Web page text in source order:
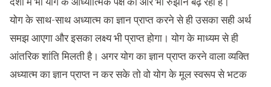
योग के साथ-साथ अध्यात्म का ज्ञान प्राप्त करने से ही उसका सही अर्थ
समझ आएगा और इसका लक्ष्य भी प्राप्त होगा। योग के माध्यम से ही
आंतरिक शांति मिलती है। अगर योग का ज्ञान प्राप्त करने वाला व्यक्ति
अध्यात्म का ज्ञान प्राप्त न कर सके तो वो योग के मूल स्वरूप से भटक